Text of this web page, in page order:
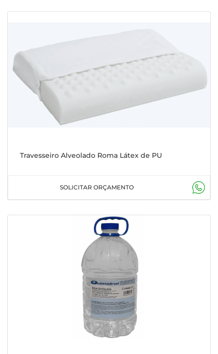
Travesseiro Alveolado Roma Látex de PU
SOLICITAR ORÇAMENTO